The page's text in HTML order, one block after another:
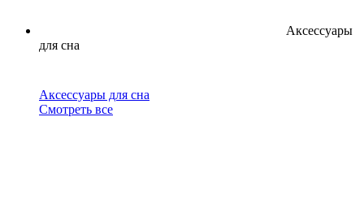
Аксессуары
для сна
Аксессуары для сна
Смотреть все